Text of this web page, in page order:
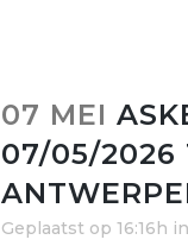
07 MEI
07/05/2026
Geplaatst op 16:16h in